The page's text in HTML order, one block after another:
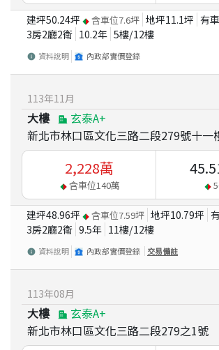
建坪50.24坪 含車位7.6坪 地坪11.1坪 有
3房2廳2衛 10.2年 5樓/12樓
資料說明 內政部實價登錄
113年11月
大樓
玄泰A+
新北市林口區文化三路二段279號十一
2,228萬
含車位140萬
建坪48.96坪 含車位7.59坪 地坪10.79坪
3房2廳2衛 9.5年 11樓/12樓
資料說明 內政部實價登錄 交易備註
113年08月
大樓
玄泰A+
新北市林口區文化三路二段279之1號